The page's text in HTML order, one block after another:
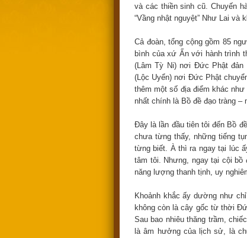
và các thiền sinh cũ. Chuyến
“Vầng nhật nguyệt” Như Lai và
Cả đoàn, tổng cộng gồm 85
bình của xứ Ấn với hành trình
(Lâm Tỳ Ni) nơi Đức Phật đản
(Lộc Uyển) nơi Đức Phật
thêm một số địa điểm khác
nhất chính là Bồ đề đạo tràng
Đây là lần đầu tiên tôi đến Bồ
chưa từng thấy, những tiếng
từng biết. À thì ra ngay tại lúc
tâm tôi. Nhưng, ngay tại cội bồ
năng lượng thanh tịnh, uy
Khoảnh khắc ấy dường như
không còn là cây gốc từ thời
Sau bao nhiêu thăng trầm,
là âm hưởng của lịch sử, là